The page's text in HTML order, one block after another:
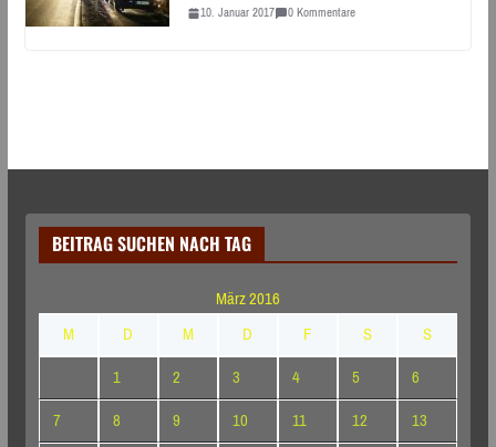
10. Januar 2017 0 Kommentare
BEITRAG SUCHEN NACH TAG
März 2016
M
D M D F S
S
1
2 3 4 5
6
7
8 9 10 11 12
13